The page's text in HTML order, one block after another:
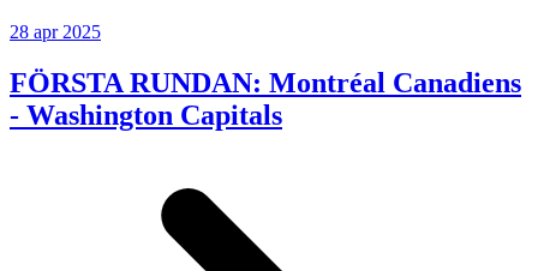
28 apr 2025
FÖRSTA RUNDAN: Montréal Canadiens
- Washington Capitals